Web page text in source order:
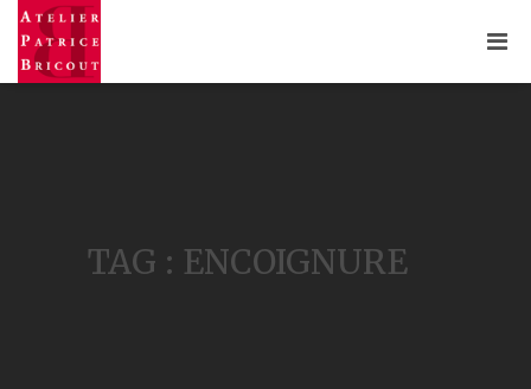
TAG : ENCOIGNURE